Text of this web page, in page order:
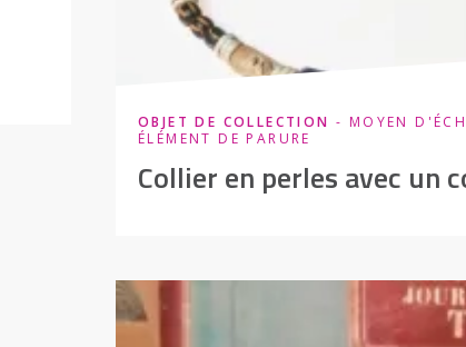
OBJET DE COLLECTION - MOYEN
ÉLÉMENT DE PARURE
Collier en perles avec un